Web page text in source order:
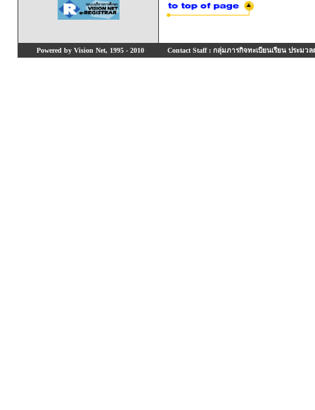
Powered by Vision Net, 1995 - 2010 Contact Staff : กลุ่มภารกิจทะเบียนเรียน ประมวล